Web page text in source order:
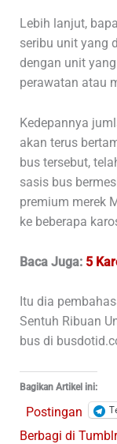
Lebih lanjut,
seribu unit yang
dengan unit
perawatan atau
Kedepannya
akan terus
bus tersebut,
sasis bus
premium merek
ke beberapa
Baca Juga: 5
Itu dia
Sentuh Ribuan
bus di
Bagikan Artikel ini:
Postingan
Berbagi di Tumblr